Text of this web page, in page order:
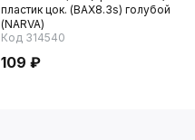
пластик цок. (BAX8.3s) голубой
(NARVA)
Код 314540
109 ₽